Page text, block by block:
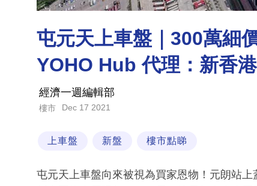
屯元天上車盤｜300萬細
YOHO Hub 代理：新香
經濟一週編輯部
樓市 Dec 17 2021
上車盤 新盤 樓市點睇
屯元天上車盤向來被視為買家恩物！元朗站